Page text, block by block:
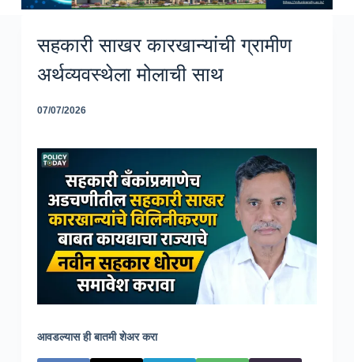
सहकारी साखर कारखान्यांची ग्रामीण
अर्थव्यवस्थेला मोलाची साथ
07/07/2026
आवडल्यास ही बातमी शेअर करा